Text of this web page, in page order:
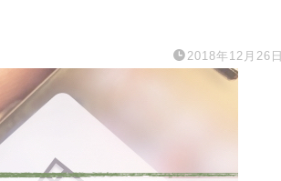
2018年12月26日